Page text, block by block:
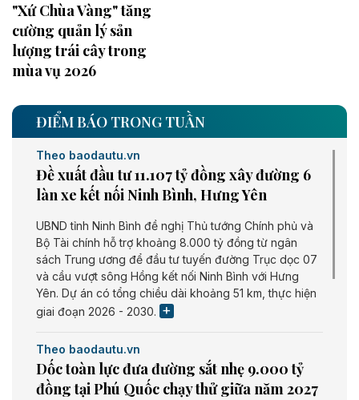
"Xứ Chùa Vàng" tăng
cường quản lý sản
lượng trái cây trong
mùa vụ 2026
ĐIỂM BÁO TRONG TUẦN
Theo baodautu.vn
Đề xuất đầu tư 11.107 tỷ đồng xây đường 6
làn xe kết nối Ninh Bình, Hưng Yên
UBND tỉnh Ninh Bình đề nghị Thủ tướng Chính phủ và
Bộ Tài chính hỗ trợ khoảng 8.000 tỷ đồng từ ngân
sách Trung ương để đầu tư tuyến đường Trục dọc 07
và cầu vượt sông Hồng kết nối Ninh Bình với Hưng
Yên. Dự án có tổng chiều dài khoảng 51 km, thực hiện
giai đoạn 2026 - 2030.
Theo baodautu.vn
Dốc toàn lực đưa đường sắt nhẹ 9.000 tỷ
đồng tại Phú Quốc chạy thử giữa năm 2027